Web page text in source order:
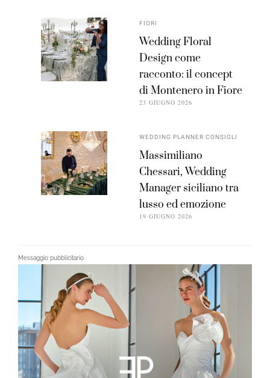
FIORI
Wedding Floral
Design come
racconto: il concept
di Montenero in Fiore
23 GIUGNO 2026
WEDDING PLANNER CONSIGLI
Massimiliano
Chessari, Wedding
Manager siciliano tra
lusso ed emozione
19 GIUGNO 2026
Messaggio pubblicitario